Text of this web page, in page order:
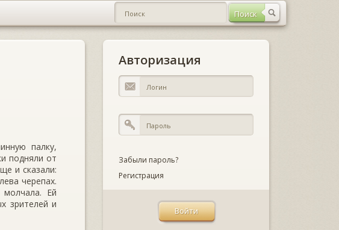
палку,
подняли от
и сказали:
черепах.
Ей
зрителей и
Авторизация
Забыли пароль?
Регистрация